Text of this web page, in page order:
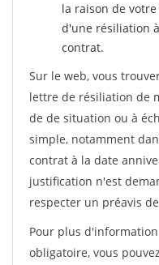
la raison de
d'une résiliation
contrat.
Sur le web, vous
lettre de résiliation de
de de situation ou à
simple, notamment
contrat à la date
justification n'est
respecter un préavis
Pour plus
obligatoire, vous